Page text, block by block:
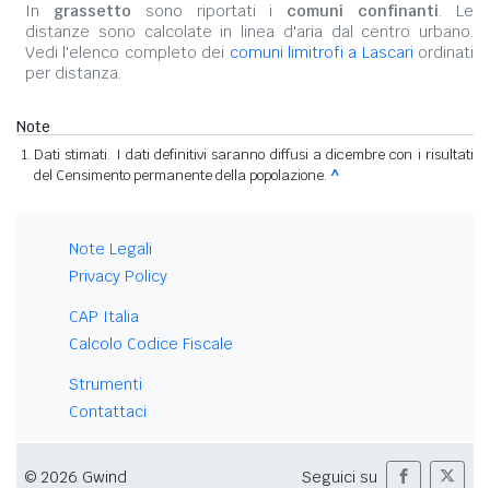
In grassetto sono riportati i comuni confinanti. Le
distanze sono calcolate in linea d'aria dal centro urbano.
Vedi l'elenco completo dei comuni limitrofi a Lascari ordinati
per distanza.
Note
Dati stimati. I dati definitivi saranno diffusi a dicembre con i risultati
del Censimento permanente della popolazione. ^
Note Legali
Privacy Policy
CAP Italia
Calcolo Codice Fiscale
Strumenti
Contattaci
© 2026 Gwind Seguici su